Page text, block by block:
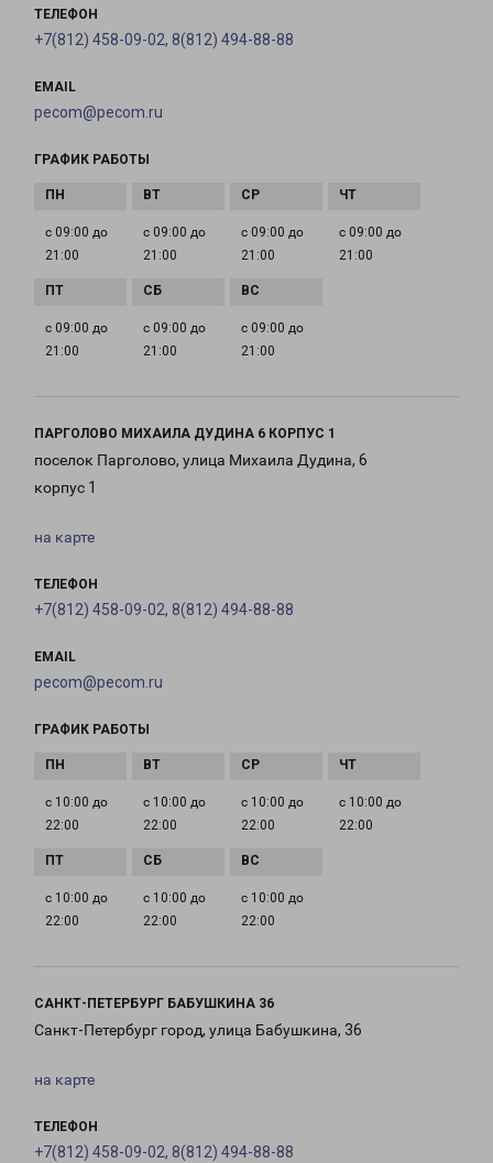
ТЕЛЕФОН
+7(812) 458-09-02, 8(812) 494-88-88
EMAIL
pecom@pecom.ru
ГРАФИК РАБОТЫ
с 09:00 до
21:00
с 09:00 до
21:00
с 09:00 до
21:00
с 09:00 до
21:00
с 09:00 до
21:00
с 09:00 до
21:00
с 09:00 до
21:00
ПАРГОЛОВО МИХАИЛА ДУДИНА 6 КОРПУС 1
поселок Парголово, улица Михаила Дудина, 6
корпус 1
на карте
ТЕЛЕФОН
+7(812) 458-09-02, 8(812) 494-88-88
EMAIL
pecom@pecom.ru
ГРАФИК РАБОТЫ
с 10:00 до
22:00
с 10:00 до
22:00
с 10:00 до
22:00
с 10:00 до
22:00
с 10:00 до
22:00
с 10:00 до
22:00
с 10:00 до
22:00
САНКТ-ПЕТЕРБУРГ БАБУШКИНА 36
Санкт-Петербург город, улица Бабушкина, 36
на карте
ТЕЛЕФОН
+7(812) 458-09-02, 8(812) 494-88-88